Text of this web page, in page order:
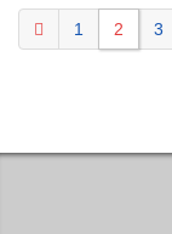
1 2 3